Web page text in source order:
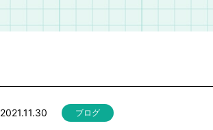
2021.11.30 ブログ